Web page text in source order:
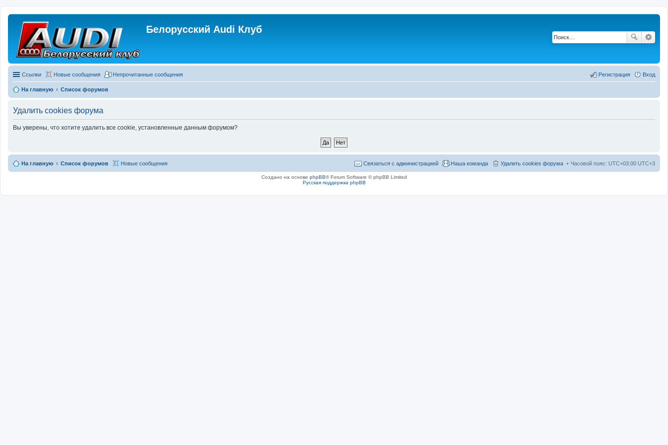
Белорусский Audi Клуб
Ссылки Новые сообщения Непрочитанные сообщения Вход
Регистрация
На главную Список форумов
Удалить cookies форума
Вы уверены, что хотите удалить все cookie, установленные данным форумом?
На главную Список форумов Новые сообщения Часовой пояс: UTC+03:00 UTC+3
Удалить cookies форума
Наша команда
Связаться с администрацией
Создано на основе phpBB® Forum Software © phpBB Limited
Русская поддержка phpBB